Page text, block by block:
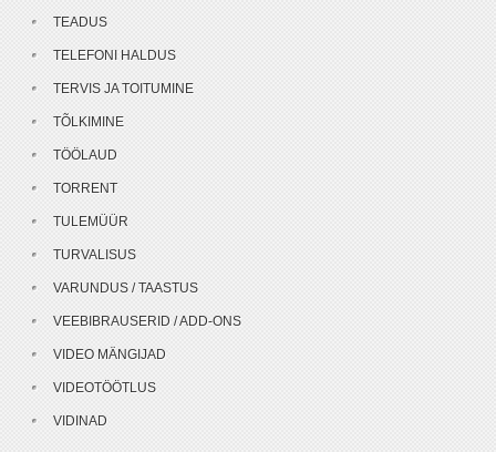
TEADUS
TELEFONI HALDUS
TERVIS JA TOITUMINE
TÕLKIMINE
TÖÖLAUD
TORRENT
TULEMÜÜR
TURVALISUS
VARUNDUS / TAASTUS
VEEBIBRAUSERID / ADD-ONS
VIDEO MÄNGIJAD
VIDEOTÖÖTLUS
VIDINAD